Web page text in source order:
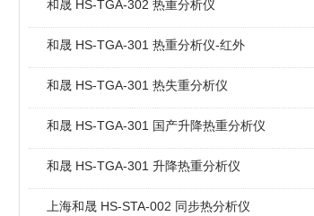
和晟 HS-TGA-302 热重分析仪
和晟 HS-TGA-301 热重分析仪-红外
和晟 HS-TGA-301 热失重分析仪
和晟 HS-TGA-301 国产升降热重分析仪
和晟 HS-TGA-301 升降热重分析仪
上海和晟 HS-STA-002 同步热分析仪